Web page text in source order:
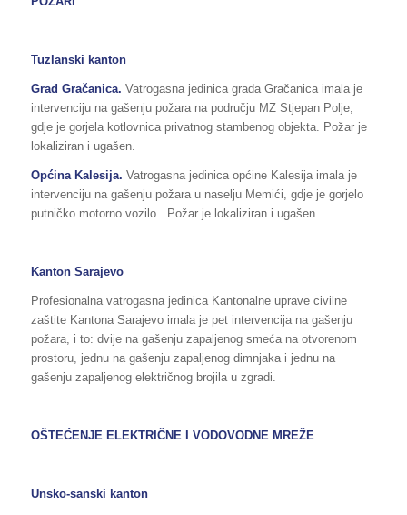
Tuzlanski kanton
Grad Gračanica. Vatrogasna jedinica grada Gračanica imala je
intervenciju na gašenju požara na području MZ Stjepan Polje,
gdje je gorjela kotlovnica privatnog stambenog objekta. Požar je
lokaliziran i ugašen.
Općina Kalesija. Vatrogasna jedinica općine Kalesija imala je
intervenciju na gašenju požara u naselju Memići, gdje je gorjelo
putničko motorno vozilo. Požar je lokaliziran i ugašen.
Kanton Sarajevo
Profesionalna vatrogasna jedinica Kantonalne uprave civilne
zaštite Kantona Sarajevo imala je pet intervencija na gašenju
požara, i to: dvije na gašenju zapaljenog smeća na otvorenom
prostoru, jednu na gašenju zapaljenog dimnjaka i jednu na
gašenju zapaljenog električnog brojila u zgradi.
OŠTEĆENJE ELEKTRIČNE I VODOVODNE MREŽE
Unsko-sanski kanton